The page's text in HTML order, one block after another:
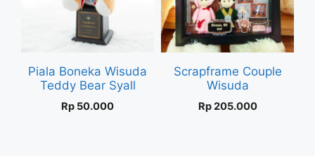
Piala Boneka Wisuda
Teddy Bear Syall
Rp 50.000
Scrapframe Couple
Wisuda
Rp205.000